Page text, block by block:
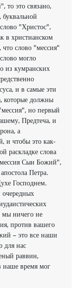
то это связано,
слово "Христос",
в христианском
слово "мессия"
могло
из кумранских
и в самые эти
которые должны
но первый
Предтеча, и
а
и чтобы это как-
раскладке слова
Сын Божий",
Петра.
Господнем.
мы ничего не
против вашего
– это все наши
для нас
раввин,
наше время мог